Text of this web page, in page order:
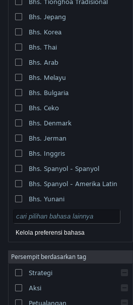
Ubah bahasa
Dapatkan Aplikasi Seluler Steam
Lihat situs web desktop
Undang. Semua merek dagang merupakan hak pemilik
Legal| Aksesibilitas
Pengembalian Dana
Bhs. Jepang
Bhs. Korea
Bhs. Thai
Bhs. Arab
Bhs. Melayu
Bhs. Bulgaria
Bhs. Ceko
Bhs. Denmark
Bhs. Jerman
Bhs. Inggris
Bhs. Spanyol - Spanyol
Bhs. Spanyol - Amerika Latin
Bhs. Yunani
Kelola preferensi bahasa
Persempit berdasarkan tag
Strategi
Aksi
Petualangan
0 hasil cocok dengan pencarianmu. 1
berdasarkan preferensimu.